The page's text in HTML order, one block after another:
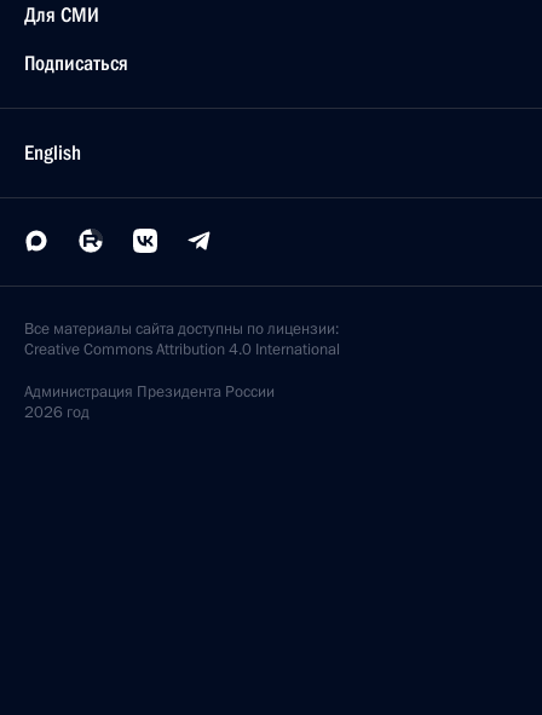
Для СМИ
Подписаться
English
Все материалы сайта доступны по лицензии:
Creative Commons Attribution 4.0 International
Администрация Президента России
2026 год